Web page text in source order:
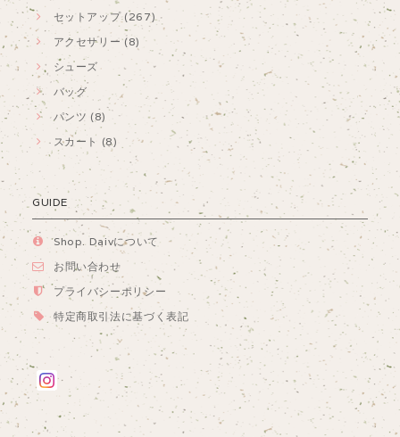
セットアップ (267)
アクセサリー (8)
シューズ
バッグ
パンツ (8)
スカート (8)
GUIDE
Shop. Daivについて
お問い合わせ
プライバシーポリシー
特定商取引法に基づく表記